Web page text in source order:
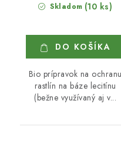
Skladom (10 ks)
DO KOŠÍKA
Bio prípravok na ochranu
rastlín na báze lecitínu
(bežne využívaný aj v...